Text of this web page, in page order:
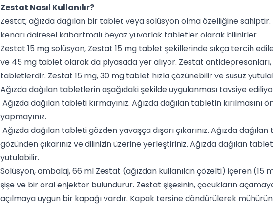
Zestat Nasıl Kullanılır?
Zestat; ağızda dağılan bir tablet veya solüsyon olma özelliğine sahiptir.
kenarı dairesel kabartmalı beyaz yuvarlak tabletler olarak bilinirler.
Zestat 15 mg solüsyon, Zestat 15 mg tablet şekillerinde sıkça tercih
ve 45 mg tablet olarak da piyasada yer alıyor. Zestat antidepresanları,
tabletlerdir. Zestat 15 mg, 30 mg tablet hızla çözünebilir ve susuz
Ağızda dağılan tabletlerin aşağıdaki şekilde uygulanması tavsiye
Ağızda dağılan tableti kırmayınız. Ağızda dağılan tabletin
yapmayınız.
Ağızda dağılan tableti gözden yavaşça dışarı çıkarınız. Ağızda
gözünden çıkarınız ve dilinizin üzerine yerleştiriniz. Ağızda dağılan
yutulabilir.
Solüsyon, ambalaj, 66 ml Zestat (ağızdan kullanılan çözelti) içeren
şişe ve bir oral enjektör bulundurur. Zestat şişesinin, çocukların
açılmaya uygun bir kapağı vardır. Kapak tersine döndürülerek